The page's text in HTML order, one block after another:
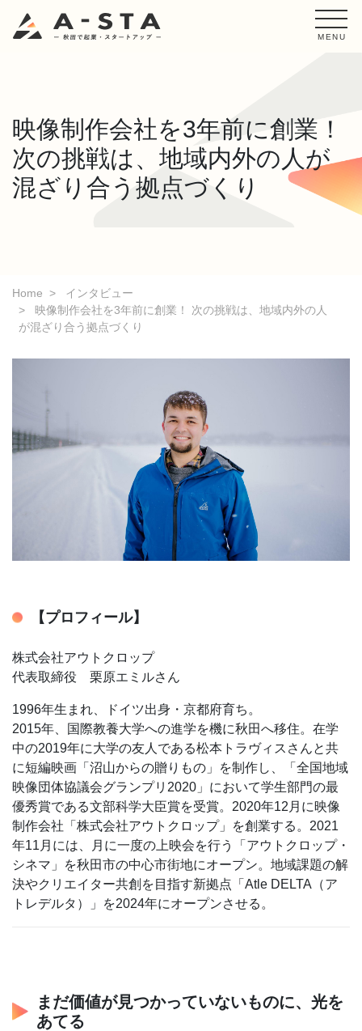
MENU
映像制作会社を3年前に創業！
次の挑戦は、地域内外の人が
混ざり合う拠点づくり
Home
インタビュー
映像制作会社を3年前に創業！ 次の挑戦は、地域内外の人
が混ざり合う拠点づくり
【プロフィール】
株式会社アウトクロップ
代表取締役 栗原エミルさん
1996年生まれ、ドイツ出身・京都府育ち。
2015年、国際教養大学への進学を機に秋田へ移住。在学
中の2019年に大学の友人である松本トラヴィスさんと共
に短編映画「沼山からの贈りもの」を制作し、「全国地域
映像団体協議会グランプリ2020」において学生部門の最
優秀賞である文部科学大臣賞を受賞。2020年12月に映像
制作会社「株式会社アウトクロップ」を創業する。2021
年11月には、月に一度の上映会を行う「アウトクロップ・
シネマ」を秋田市の中心市街地にオープン。地域課題の解
決やクリエイター共創を目指す新拠点「Atle DELTA（ア
トレデルタ）」を2024年にオープンさせる。
まだ価値が見つかっていないものに、光を
あてる